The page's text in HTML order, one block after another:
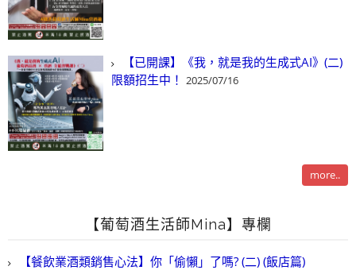
【已開課】《我，就是我的生成式AI》(二)
限額招生中！ 2025/07/16
more..
【葡萄酒生活師Mina】專欄
【餐飲業酒類銷售心法】你「偷懶」了嗎? (二) (飯店篇)